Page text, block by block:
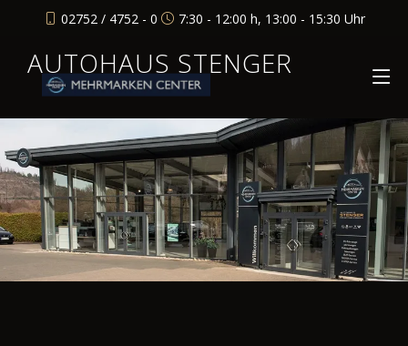
02752 / 4752 - 0 7:30 - 12:00 h, 13:00 - 15:30 Uhr
AUTOHAUS STENGER